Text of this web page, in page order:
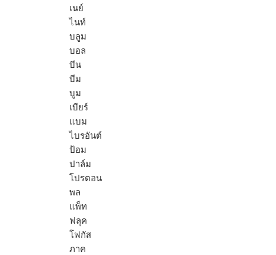
เนย์
ไนท์
บลูม
บอล
บีน
บีม
บูม
เบียร์
แบม
ไบรอันต์
ป้อม
ปาล์ม
โปรตอน
พล
แพ็ท
ฟลุค
โฟกัส
ภาค